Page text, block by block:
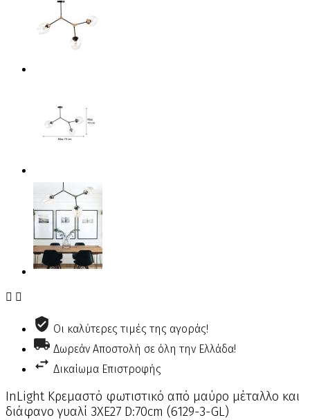
 
Οι καλύτερες τιμές της αγοράς!
Δωρεάν Αποστολή σε όλη την Ελλάδα!
Δικαίωμα Επιστροφής
InLight Κρεμαστό φωτιστικό από μαύρο μέταλλο και
διάφανο γυαλί 3XE27 D:70cm (6129-3-GL)